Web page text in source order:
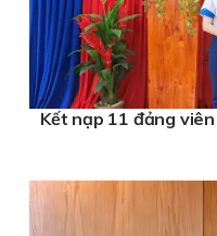
Kết nạp 11 đảng